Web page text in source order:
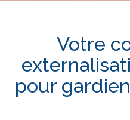
Votre
pour